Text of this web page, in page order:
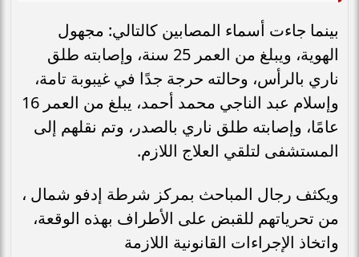
بينما جاءت أسماء المصابين كالتالي: مجهول
الهوية، ويبلغ من العمر 25 سنة، وإصابته طلق
ناري بالرأس، وحالته حرجة جدًا في غيبوبة تامة،
وإسلام عبد الناجي محمد أحمد، يبلغ من العمر 16
عامًا، وإصابته طلق ناري بالصدر، وتم نقلهم إلى
المستشفى لتلقي العلاج اللازم.
ويكثف رجال المباحث بمركز شرطة إدفو شمال ،
من تحرياتهم للقبض على الأطراف بهذه الوقعة،
واتخاذ الإجراءات القانونية اللازمة